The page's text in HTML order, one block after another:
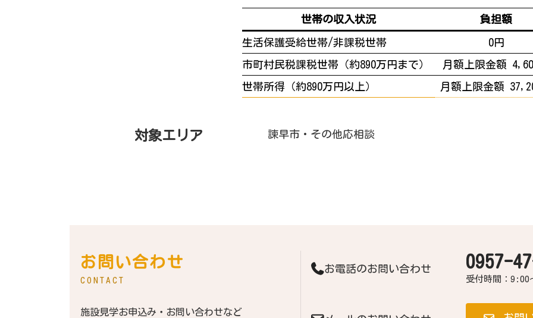
世帯の収入状況 負担額
生活保護受給世帯/非課税世帯 0円
市町村民税課税世帯（約890万円まで） 月額上限金額
世帯所得（約890万円以上） 月額上限金額
対象エリア 諫早市・その他応相談
お問い合わせ
CONTACT
施設見学お申込み・お問い合わせなど
お電話のお問い合わせ 0957-
受付時間：